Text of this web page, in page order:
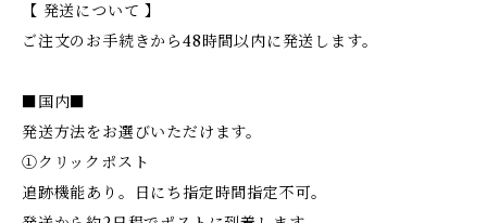
【 発送について 】
ご注文のお手続きから48時間以内に発送します。
■国内■
発送方法をお選びいただけます。
①クリックポスト
追跡機能あり。日にち指定時間指定不可。